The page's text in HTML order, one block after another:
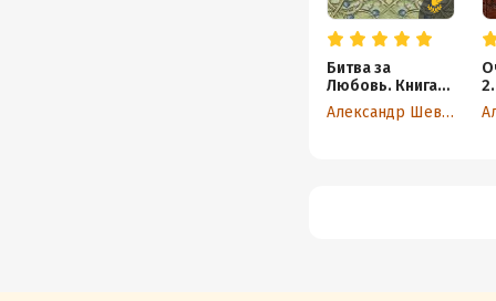
Битва за
Любовь. Книга
первая
Александр Шевцов